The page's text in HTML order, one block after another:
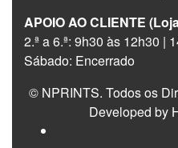
APOIO AO CLIENTE
2.ª a 6.ª: 9h30 às 12h30 |
Sábado: Encerrado
© NPRINTS. Todos os
Developed by